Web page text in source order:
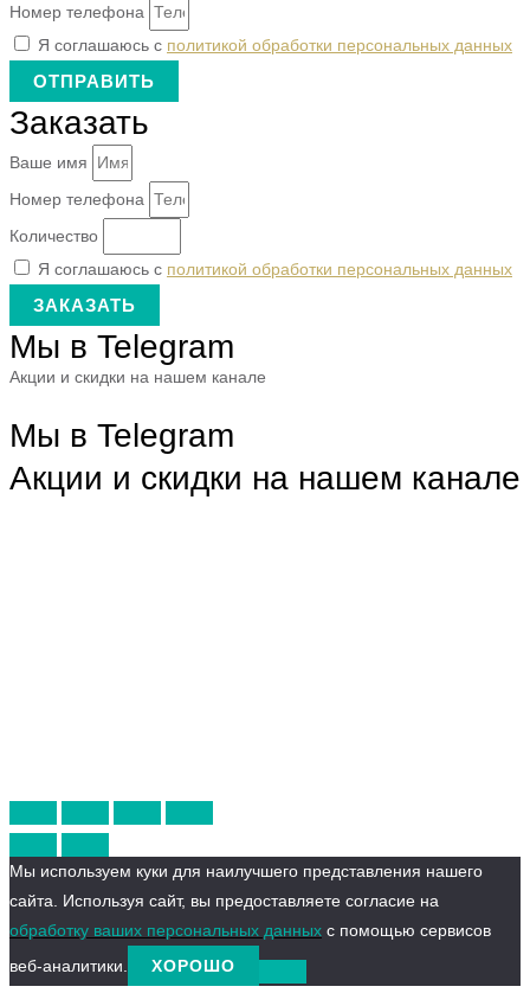
Номер телефона
Я соглашаюсь с политикой обработки персональных данных
ОТПРАВИТЬ
Заказать
Ваше имя
Номер телефона
Количество
Я соглашаюсь с политикой обработки персональных данных
ЗАКАЗАТЬ
Мы в Telegram
Акции и скидки на нашем канале
Мы в Telegram
Акции и скидки на нашем канале
Мы используем куки для наилучшего представления нашего
сайта. Используя сайт, вы предоставляете согласие на
обработку ваших персональных данных с помощью сервисов
веб-аналитики.
ХОРОШО